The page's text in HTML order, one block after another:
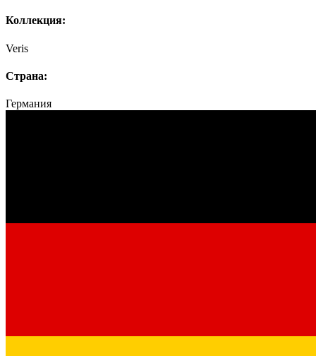
Коллекция:
Veris
Страна:
Германия